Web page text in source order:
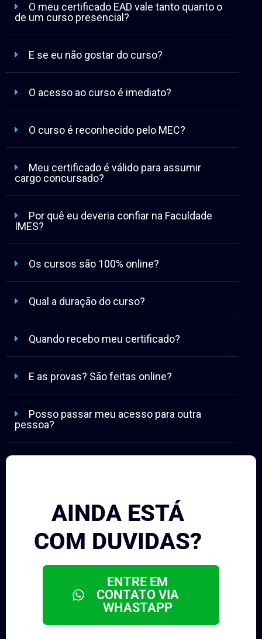
O meu certificado EAD vale tanto quanto o
de um curso presencial?
E se eu não gostar do curso?
O acesso ao curso é imediato?
O curso é reconhecido pelo MEC?
Meu certificado é válido para assumir
cargo concursado?
Por quê eu deveria confiar na Faculdade
IMES?
Os cursos são 100% online?
Qual a duração do curso?
Quando recebo meu certificado?
E as provas? São feitas online?
Posso passar meu acesso para outra
pessoa?
AINDA ESTÁ
COM DUVIDAS?
ENTRE EM
CONTATO VIA
WHASTAPP